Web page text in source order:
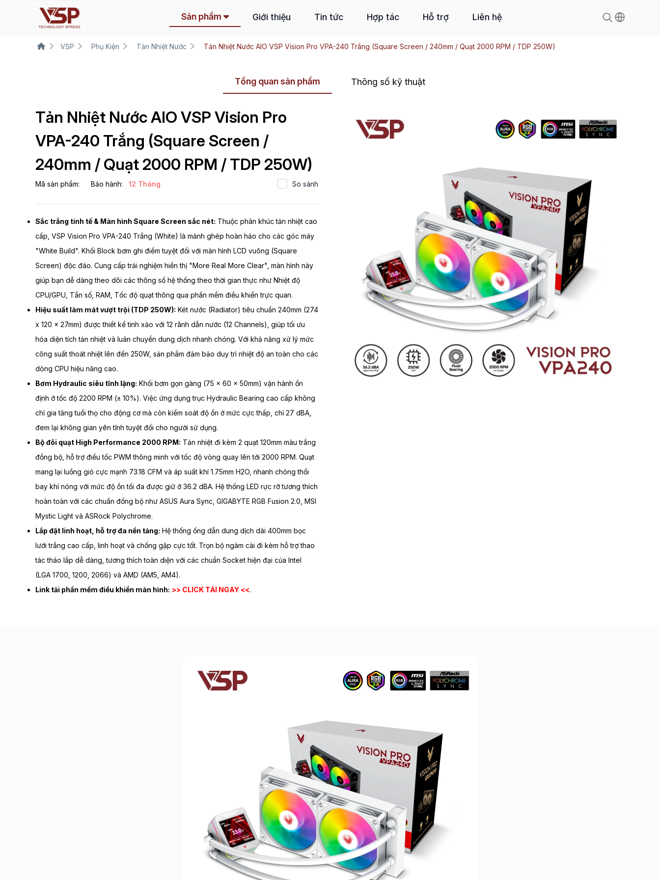
Sản phẩm Giới thiệu Tin tức Hợp tác Hỗ trợ Liên hệ
VSP Phụ Kiện Tản Nhiệt Nước Tản Nhiệt Nước AIO VSP Vision Pro VPA-240 Trắng (Square Screen / 240mm / Quạt 2000 RPM / TDP 250W)
Tổng quan sản phẩm Thông số kỹ thuật
Tản Nhiệt Nước AIO VSP Vision Pro
VPA-240 Trắng (Square Screen /
240mm / Quạt 2000 RPM / TDP 250W)
Mã sản phẩm: Bảo hành: 12 Tháng So sánh
Sắc trắng tinh tế & Màn hình Square Screen sắc nét: Thuộc phân khúc tản nhiệt cao
cấp, VSP Vision Pro VPA-240 Trắng (White) là mảnh ghép hoàn hảo cho các góc máy
"White Build". Khối Block bơm ghi điểm tuyệt đối với màn hình LCD vuông (Square
Screen) độc đáo. Cung cấp trải nghiệm hiển thị "More Real More Clear", màn hình này
giúp bạn dễ dàng theo dõi các thông số hệ thống theo thời gian thực như Nhiệt độ
CPU/GPU, Tần số, RAM, Tốc độ quạt thông qua phần mềm điều khiển trực quan.
Hiệu suất làm mát vượt trội (TDP 250W): Két nước (Radiator) tiêu chuẩn 240mm (274
x 120 x 27mm) được thiết kế tinh xảo với 12 rãnh dẫn nước (12 Channels), giúp tối ưu
hóa diện tích tản nhiệt và luân chuyển dung dịch nhanh chóng. Với khả năng xử lý mức
công suất thoát nhiệt lên đến 250W, sản phẩm đảm bảo duy trì nhiệt độ an toàn cho các
dòng CPU hiệu năng cao.
Bơm Hydraulic siêu tĩnh lặng: Khối bơm gọn gàng (75 x 60 x 50mm) vận hành ổn
định ở tốc độ 2200 RPM (± 10%). Việc ứng dụng trục Hydraulic Bearing cao cấp không
chỉ gia tăng tuổi thọ cho động cơ mà còn kiểm soát độ ồn ở mức cực thấp, chỉ 27 dBA,
đem lại không gian yên tĩnh tuyệt đối cho người sử dụng.
Bộ đôi quạt High Performance 2000 RPM: Tản nhiệt đi kèm 2 quạt 120mm màu trắng
đồng bộ, hỗ trợ điều tốc PWM thông minh với tốc độ vòng quay lên tới 2000 RPM. Quạt
mang lại luồng gió cực mạnh 73.18 CFM và áp suất khí 1.75mm H2O, nhanh chóng thổi
bay khí nóng với mức độ ồn tối đa được giữ ở 36.2 dBA. Hệ thống LED rực rỡ tương thích
hoàn toàn với các chuẩn đồng bộ như ASUS Aura Sync, GIGABYTE RGB Fusion 2.0, MSI
Mystic Light và ASRock Polychrome.
Lắp đặt linh hoạt, hỗ trợ đa nền tảng: Hệ thống ống dẫn dung dịch dài 400mm bọc
lưới trắng cao cấp, linh hoạt và chống gập cực tốt. Trọn bộ ngàm cài đi kèm hỗ trợ thao
tác tháo lắp dễ dàng, tương thích toàn diện với các chuẩn Socket hiện đại của Intel
(LGA 1700, 1200, 2066) và AMD (AM5, AM4).
Link tải phần mềm điều khiển màn hình: >> CLICK TẢI NGAY <<.